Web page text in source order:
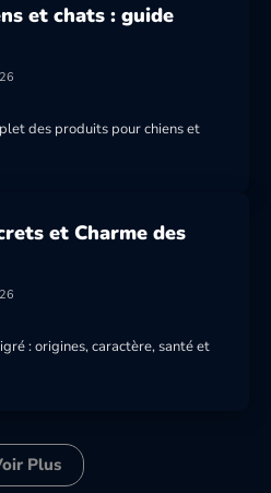
et chats : guide
des produits pour chiens et
et Charme des
: origines, caractère, santé et
Plus